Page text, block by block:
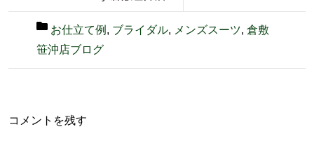
お仕立て例 , ブライダル, メンズスーツ, 倉敷
笹沖店ブログ
コメントを残す